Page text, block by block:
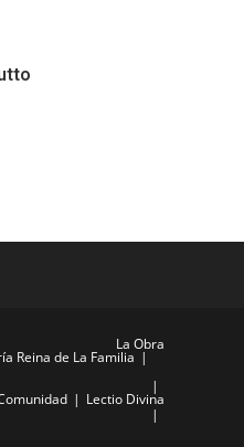
La Obra
Reina de La Familia
Lectio Divina